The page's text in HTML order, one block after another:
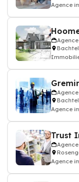
Agence
Agence
Agence